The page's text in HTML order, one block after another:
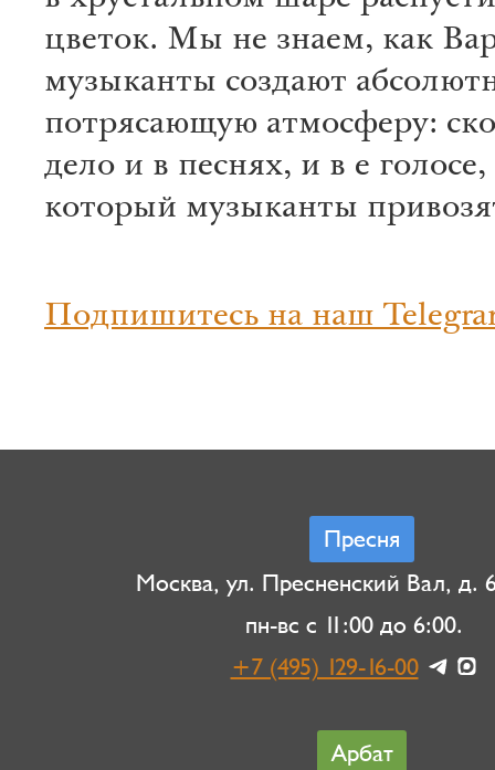
цветок. Мы не знаем, как
музыканты создают
потрясающую атмосферу:
дело и в песнях, и в е
который музыканты
Подпишитесь на наш
Пресня
Москва, ул. Пресненский Вал, д.
пн-вс с 11:00 до 6:00.
+7 (495) 129-16-00
Арбат